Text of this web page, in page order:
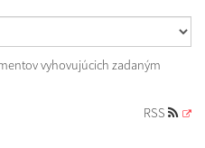
vyhovujúcich zadaným
RSS